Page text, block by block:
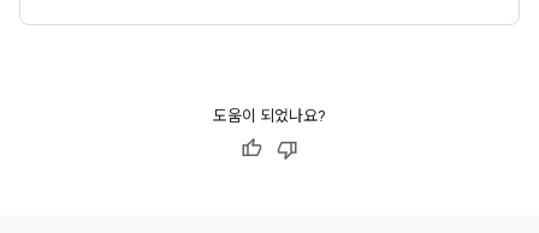
도움이 되었나요?